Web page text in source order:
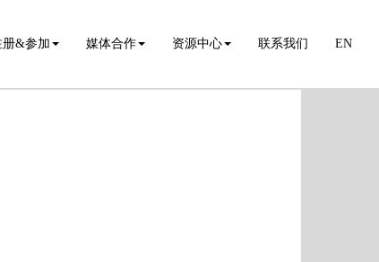
册&参加 媒体合作 资源中心 联系我们 EN